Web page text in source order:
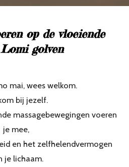
op de vloeiende
golven
mai, wees welkom.
bij jezelf.
massagebewegingen voeren
je mee,
en het zelfhelendvermogen
je lichaam.